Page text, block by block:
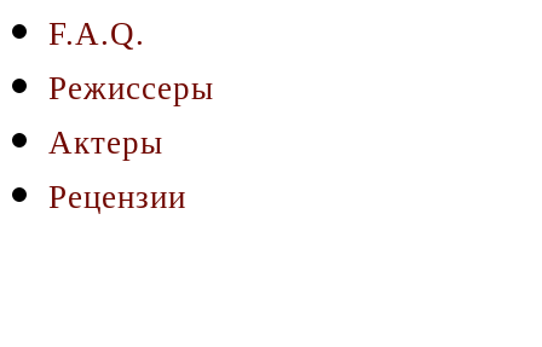
F.A.Q.
Режиссеры
Актеры
Рецензии